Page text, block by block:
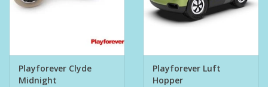
Playforever Clyde
Midnight
Playforever Luft
Hopper